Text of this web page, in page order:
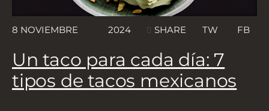
8 NOVIEMBRE 2024 SHARE TW FB
Un taco para cada día: 7
tipos de tacos mexicanos